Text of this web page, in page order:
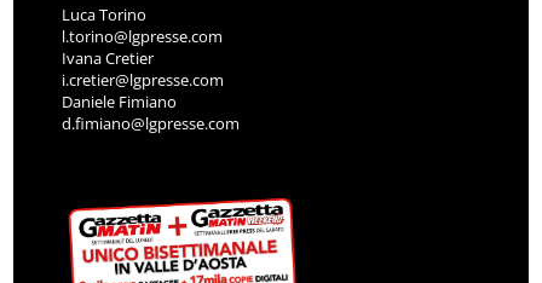
Luca Torino
l.torino@lgpresse.com
Ivana Cretier
i.cretier@lgpresse.com
Daniele Fimiano
d.fimiano@lgpresse.com